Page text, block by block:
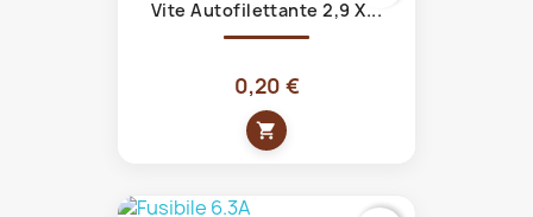
Vite Autofilettante 2,9 X...
0,20 €
shopping_cart